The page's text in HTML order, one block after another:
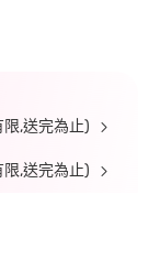
,送完為止)
,送完為止)